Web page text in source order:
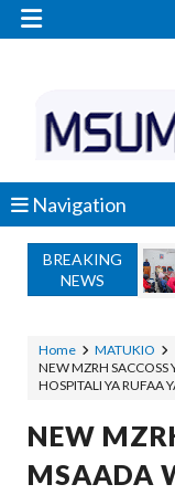

Navigation
BREAKING
NEWS
Home
MATUKIO
NEW MZRH
HOSPITALI YA RUFAA
NEW
MSAADA